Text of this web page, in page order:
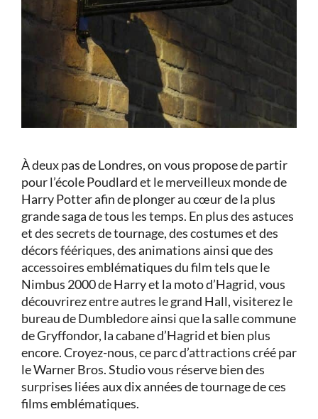
À deux pas de Londres, on vous propose de partir
pour l’école Poudlard et le merveilleux monde de
Harry Potter afin de plonger au cœur de la plus
grande saga de tous les temps. En plus des astuces
et des secrets de tournage, des costumes et des
décors féériques, des animations ainsi que des
accessoires emblématiques du film tels que le
Nimbus 2000 de Harry et la moto d’Hagrid, vous
découvrirez entre autres le grand Hall, visiterez le
bureau de Dumbledore ainsi que la salle commune
de Gryffondor, la cabane d’Hagrid et bien plus
encore. Croyez-nous, ce parc d’attractions créé par
le Warner Bros. Studio vous réserve bien des
surprises liées aux dix années de tournage de ces
films emblématiques.